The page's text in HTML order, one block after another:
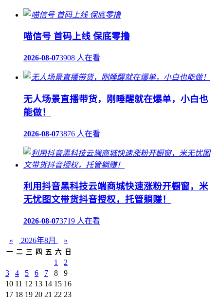
喵信号 首码上线 保底零撸
2026-08-073908 人在看
无人场景直播带货，刚睡醒就在爆单，小白也
能做！
2026-08-073876 人在看
利用抖音黑科技云端商城快速涨粉开橱窗，米
无忧图文带货抖音授权，托管躺赚！
2026-08-073719 人在看
« 2026年8月 »
一 二 三 四 五 六 日
1
2
3
4 5 6 7 8
9
10 11 12 13 14 15 16
17 18 19 20 21 22 23